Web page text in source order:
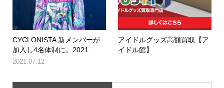
CYCLONISTA 新メンバーが
加入し4名体制に。2021...
2021.07.12
アイドルグッズ高額買取【ア
イドル館】